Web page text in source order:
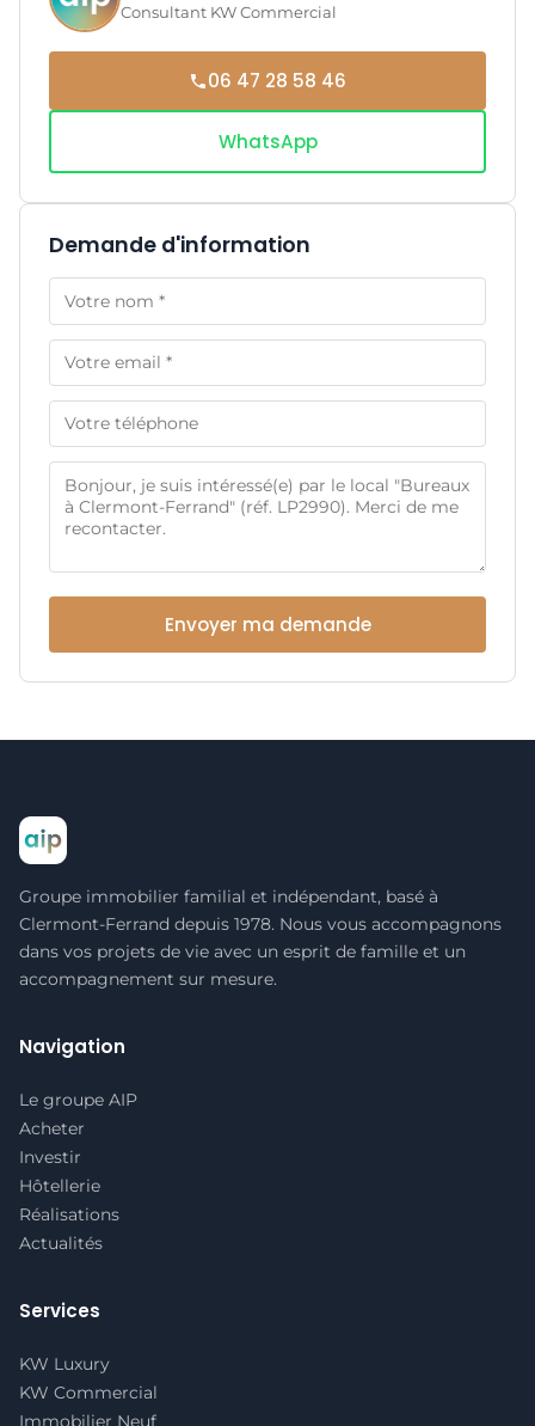
Consultant KW Commercial
06 47 28 58 46
WhatsApp
Demande d'information
Envoyer ma demande
Groupe immobilier familial et indépendant, basé à
Clermont-Ferrand depuis 1978. Nous vous accompagnons
dans vos projets de vie avec un esprit de famille et un
accompagnement sur mesure.
Navigation
Le groupe AIP
Acheter
Investir
Hôtellerie
Réalisations
Actualités
Services
KW Luxury
KW Commercial
Immobilier Neuf